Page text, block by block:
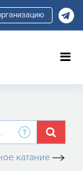
катание